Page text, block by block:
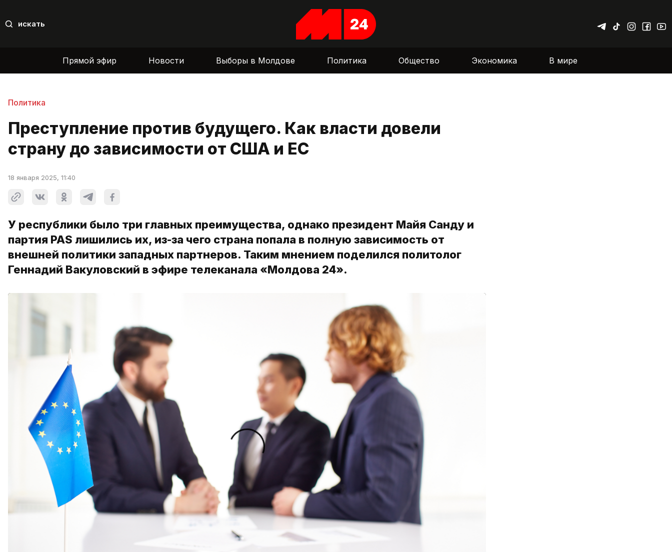
искать
Прямой эфир Новости Выборы в Молдове Политика Общество Экономика В мире
Политика
Преступление против будущего. Как власти довели
страну до зависимости от США и ЕС
18 января 2025, 11:40
У республики было три главных преимущества, однако президент Майя Санду и
партия PAS лишились их, из-за чего страна попала в полную зависимость от
внешней политики западных партнеров. Таким мнением поделился политолог
Геннадий Вакуловский в эфире телеканала «Молдова 24».